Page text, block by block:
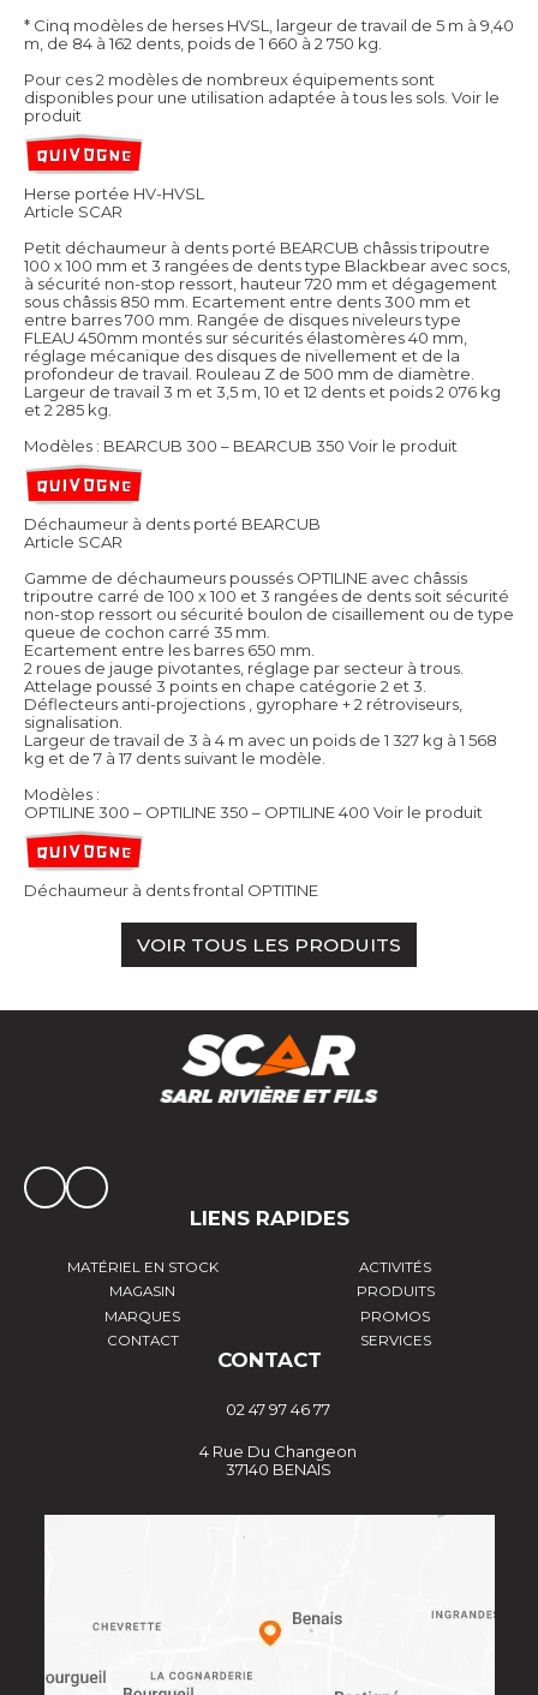
* Cinq modèles de herses HVSL, largeur de travail de 5 m à 9,40
m, de 84 à 162 dents, poids de 1 660 à 2 750 kg.
Pour ces 2 modèles de nombreux équipements sont
disponibles pour une utilisation adaptée à tous les sols. Voir le
produit
Herse portée HV-HVSL
Article SCAR
Petit déchaumeur à dents porté BEARCUB châssis tripoutre
100 x 100 mm et 3 rangées de dents type Blackbear avec socs,
à sécurité non-stop ressort, hauteur 720 mm et dégagement
sous châssis 850 mm. Ecartement entre dents 300 mm et
entre barres 700 mm. Rangée de disques niveleurs type
FLEAU 450mm montés sur sécurités élastomères 40 mm,
réglage mécanique des disques de nivellement et de la
profondeur de travail. Rouleau Z de 500 mm de diamètre.
Largeur de travail 3 m et 3,5 m, 10 et 12 dents et poids 2 076 kg
et 2 285 kg.
Modèles : BEARCUB 300 – BEARCUB 350 Voir le produit
Déchaumeur à dents porté BEARCUB
Article SCAR
Gamme de déchaumeurs poussés OPTILINE avec châssis
tripoutre carré de 100 x 100 et 3 rangées de dents soit sécurité
non-stop ressort ou sécurité boulon de cisaillement ou de type
queue de cochon carré 35 mm.
Ecartement entre les barres 650 mm.
2 roues de jauge pivotantes, réglage par secteur à trous.
Attelage poussé 3 points en chape catégorie 2 et 3.
Déflecteurs anti-projections , gyrophare + 2 rétroviseurs,
signalisation.
Largeur de travail de 3 à 4 m avec un poids de 1 327 kg à 1 568
kg et de 7 à 17 dents suivant le modèle.
Modèles :
OPTILINE 300 – OPTILINE 350 – OPTILINE 400 Voir le produit
Déchaumeur à dents frontal OPTITINE
VOIR TOUS LES PRODUITS
LIENS RAPIDES
MATÉRIEL EN STOCK
ACTIVITÉS
MAGASIN
PRODUITS
MARQUES
PROMOS
CONTACT
SERVICES
CONTACT
02 47 97 46 77
4 Rue Du Changeon
37140 BENAIS